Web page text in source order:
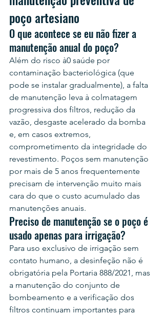
poço artesiano
O que acontece se eu não fizer a
manutenção anual do poço?
Além do risco à0 saúde por
contaminação bacteriológica (que
pode se instalar gradualmente), a falta
de manutenção leva à colmatagem
progressiva dos filtros, redução da
vazão, desgaste acelerado da bomba
e, em casos extremos,
comprometimento da integridade do
revestimento. Poços sem manutenção
por mais de 5 anos frequentemente
precisam de intervenção muito mais
cara do que o custo acumulado das
manutenções anuais.
Preciso de manutenção se o poço é
usado apenas para irrigação?
Para uso exclusivo de irrigação sem
contato humano, a desinfeção não é
obrigatória pela Portaria 888/2021, mas
a manutenção do conjunto de
bombeamento e a verificação dos
filtros continuam importantes para